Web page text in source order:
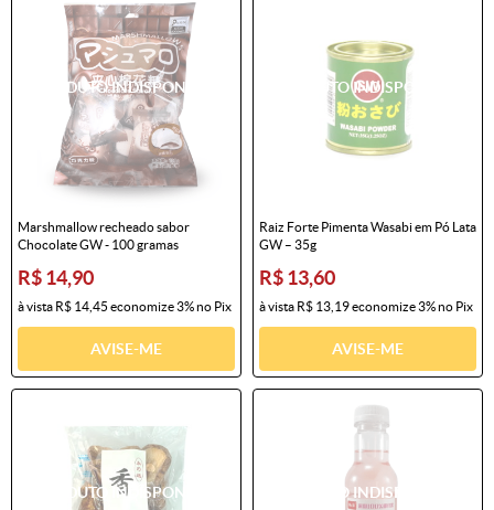
Marshmallow recheado sabor
Chocolate GW - 100 gramas
R$ 14,90
à vista R$ 14,45 economize3%no Pix
AVISE-ME
Raiz Forte Pimenta Wasabi em Pó Lata
GW – 35g
R$ 13,60
à vista R$ 13,19economize3%no Pix
AVISE-ME